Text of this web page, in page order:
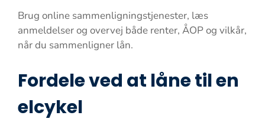
Brug online sammenligningstjenester, læs
anmeldelser og overvej både renter, ÅOP og vilkår,
når du sammenligner lån.
Fordele ved at låne til en
elcykel